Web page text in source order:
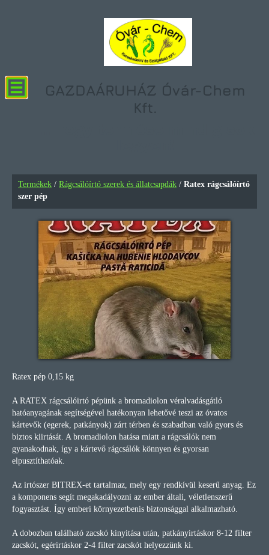
GAZDAÁRUHÁZ Óvár-Chem
Kft.
Termékek / Rágcsálóírtó szerek és állatcsapdák / Ratex rágcsálóírtó
szer pép
Ratex pép 0,15 kg
A RATEX rágcsálóirtó pépünk a bromadiolon véralvadásgátló
hatóanyagának segítségével hatékonyan lehetővé teszi az óvatos
kártevők (egerek, patkányok) zárt térben és szabadban való gyors és
biztos kiirtását. A bromadiolon hatása miatt a rágcsálók nem
gyanakodnak, így a kártevő rágcsálók könnyen és gyorsan
elpusztíthatóak.
Az irtószer BITREX-et tartalmaz, mely egy rendkívül keserű anyag. Ez
a komponens segít megakadályozni az ember általi, véletlenszerű
fogyasztást. Így emberi környezetbenis biztonsággal alkalmazható.
A dobozban található zacskó kinyitása után, patkányirtáskor 8-12 filter
zacskót, egérirtáskor 2-4 filter zacskót helyezzünk ki.